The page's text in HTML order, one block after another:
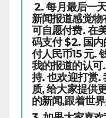
2. 每月最后一
新闻报道感觉物
可自愿付费. 在
码支付 $2. 国内
付人民币15 元.
我的报道的认可
持. 也欢迎打赏.
质, 给大家提供
的新闻,跟着世